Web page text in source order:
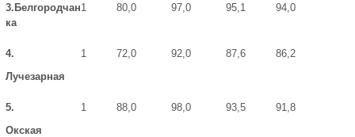
3.Белгородчан
ка
1 80,0 97,0 95,1 94,0
4.
Лучезарная
1 72,0 92,0 87,6 86,2
5.
Окская
1 88,0 98,0 93,5 91,8